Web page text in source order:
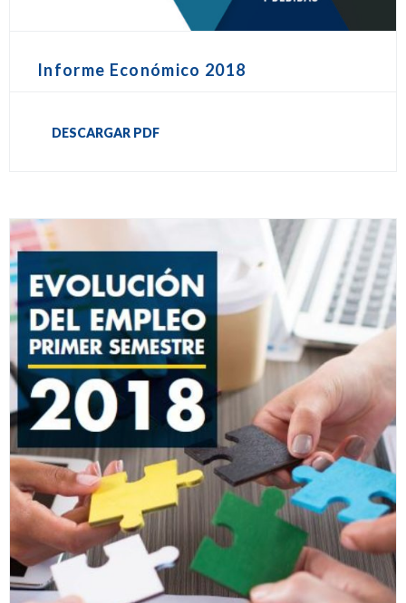
Informe Económico 2018
DESCARGAR PDF